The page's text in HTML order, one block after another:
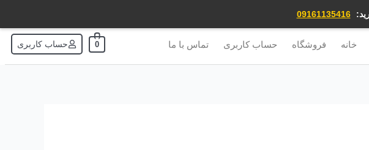
09161135416
خانه فروشگاه حساب کاربری تماس با ما 0 حساب کاربری